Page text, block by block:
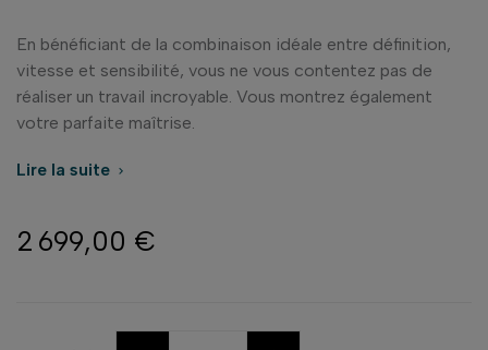
En bénéficiant de la combinaison idéale entre définition,
vitesse et sensibilité, vous ne vous contentez pas de
réaliser un travail incroyable. Vous montrez également
votre parfaite maîtrise.
Lire la suite 
2 699,00 €